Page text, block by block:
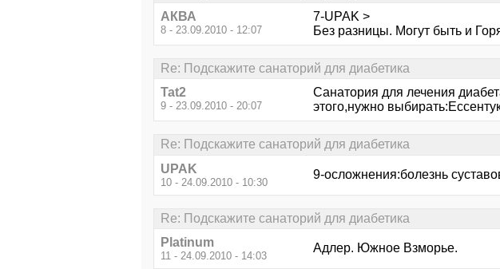
АКВА
8 - 23.09.2010 - 12:07
7-UPAK >
Без разницы. Могут быть и
Re: Подскажите санаторий для диабетика
Tat2
9 - 23.09.2010 - 20:07
Санатория для лечения
этого,нужно
Re: Подскажите санаторий для диабетика
UPAK
10 - 24.09.2010 - 10:30
9-осложнения:болезнь
Re: Подскажите санаторий для диабетика
Platinum
11 - 24.09.2010 - 14:03
Адлер. Южное Взморье.